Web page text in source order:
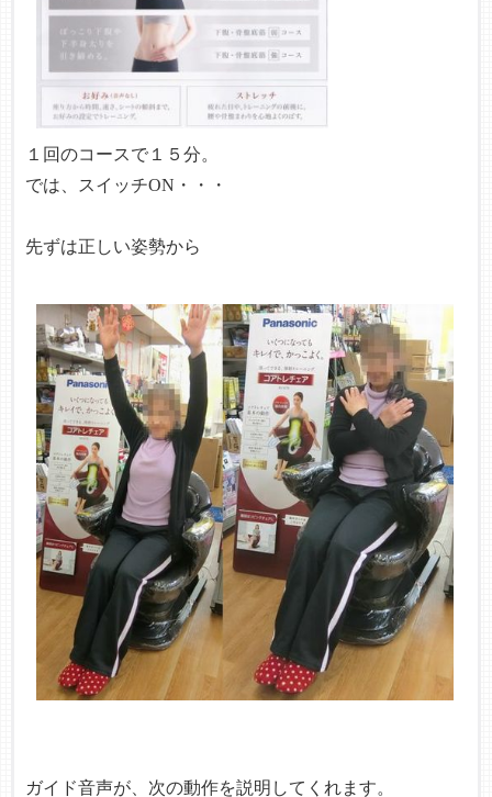
１回のコースで１５分。
では、スイッチON・・・
先ずは正しい姿勢から
ガイド音声が、次の動作を説明してくれます。